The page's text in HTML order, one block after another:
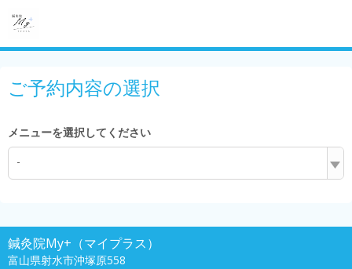
ご予約内容の選択
メニューを選択してください
-
鍼灸院My+（マイプラス）
富山県射水市沖塚原558